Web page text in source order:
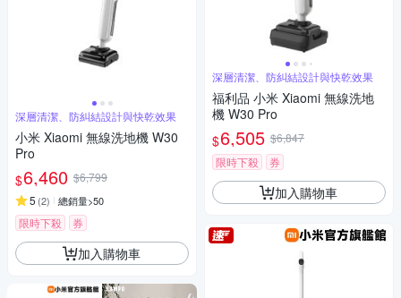
深層清潔、防糾結設計與快乾效果
小米 Xiaomi 無線洗地機 W30
Pro
$6,460 $6,799
5 (2) 總銷量>50
限時下殺 券
加入購物車
深層清潔、防糾結設計與快乾效果
福利品 小米 Xiaomi 無線洗地
機 W30 Pro
$6,505 $6,847
限時下殺
券
加入購物車